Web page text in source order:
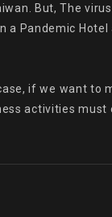
But, The
Pandemic
if we want
activities